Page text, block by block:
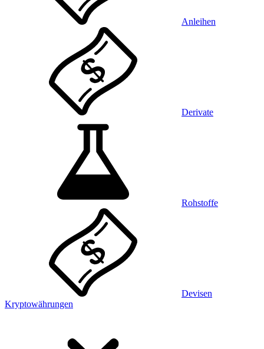
Anleihen
Derivate
Rohstoffe
Devisen
Kryptowährungen